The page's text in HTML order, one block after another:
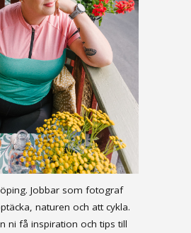
Jobbar som fotograf
naturen och att cykla.
ni få inspiration och tips till